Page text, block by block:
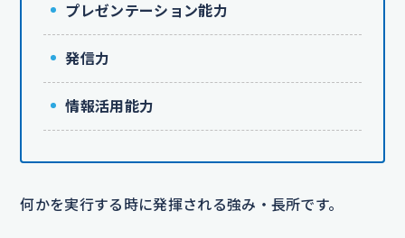
プレゼンテーション能力
発信力
情報活用能力
何かを実行する時に発揮される強み・長所です。